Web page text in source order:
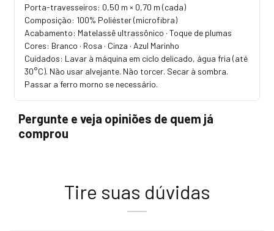
Porta-travesseiros: 0,50 m × 0,70 m (cada)
Composição: 100% Poliéster (microfibra)
Acabamento: Matelassê ultrassônico · Toque de plumas
Cores: Branco · Rosa · Cinza · Azul Marinho
Cuidados: Lavar à máquina em ciclo delicado, água fria (até
30°C). Não usar alvejante. Não torcer. Secar à sombra.
Passar a ferro morno se necessário.
Pergunte e veja opiniões de quem já
comprou
Tire suas dúvidas